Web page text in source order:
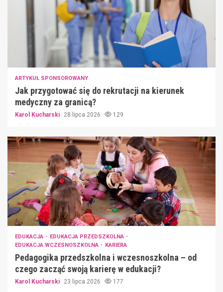
ARTYKUŁ SPONSOROWANY
Jak przygotować się do rekrutacji na kierunek
medyczny za granicą?
Karol Kucharski 28 lipca 2026 129
EDUKACJA
EDUKACJA PRZEDSZKOLNA
EDUKACJA WCZESNOSZKOLNA
KARIERA
Pedagogika przedszkolna i wczesnoszkolna – od
czego zacząć swoją karierę w edukacji?
Karol Kucharski 23 lipca 2026 177